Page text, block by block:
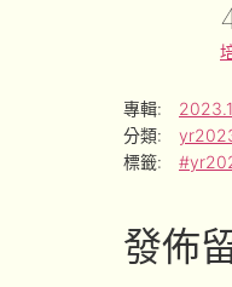
專輯:
分類:
標籤:
發佈